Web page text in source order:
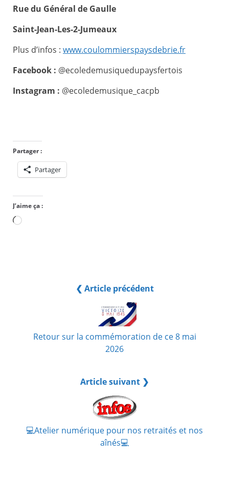
Rue du Général de Gaulle
Saint-Jean-Les-2-Jumeaux
Plus d’infos : www.coulommierspaysdebrie.fr
Facebook : @ecoledemusiquedupaysfertois
Instagram : @ecoledemusique_cacpb
Partager :
Partager
J’aime ça :
Chargement…
❮ Article précédent
Retour sur la commémoration de ce 8 mai
2026
Article suivant ❯
💻​Atelier numérique pour nos retraités et nos
aînés💻​